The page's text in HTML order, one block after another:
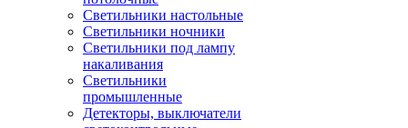
Светильники настольные
Светильники ночники
Светильники под лампу
накаливания
Светильники
промышленные
Детекторы, выключатели